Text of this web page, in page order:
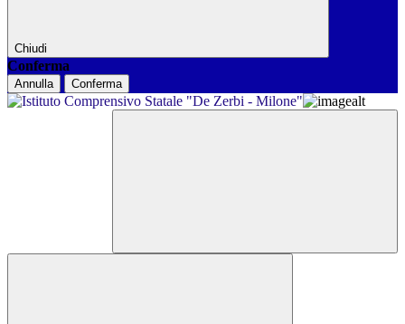
Chiudi
Conferma
Annulla Conferma